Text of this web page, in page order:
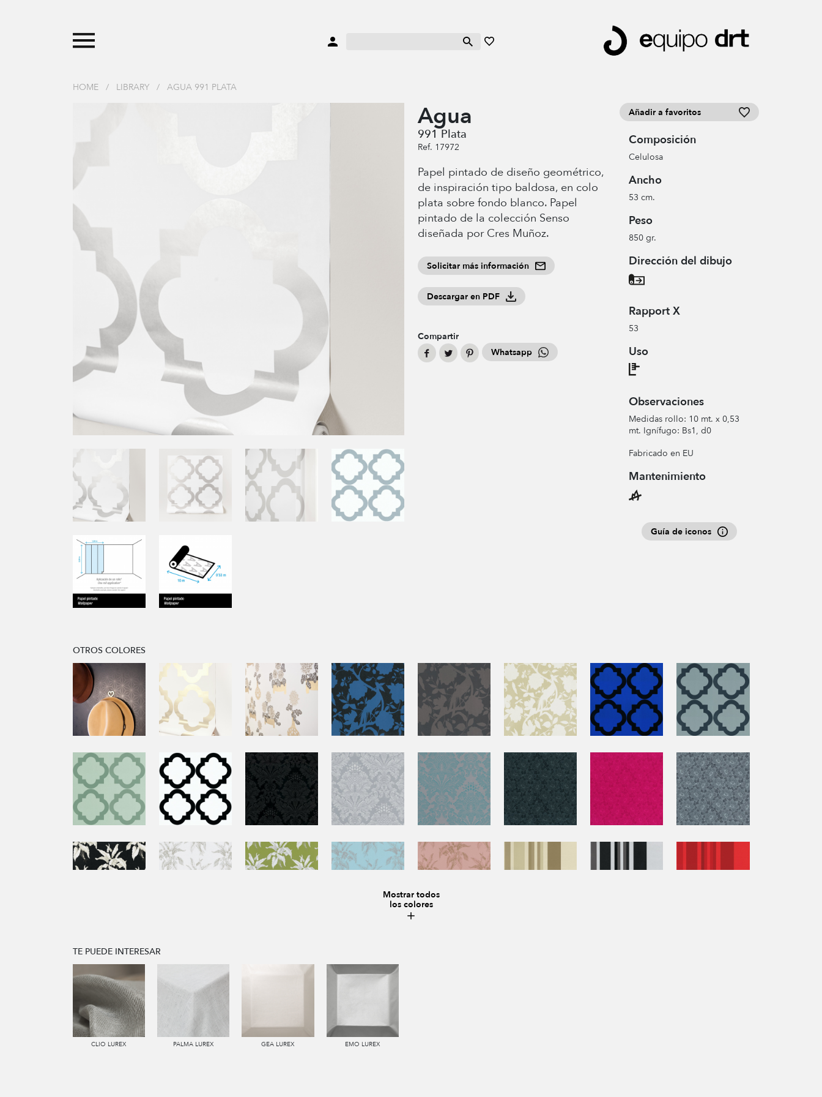
HOME / LIBRARY / AGUA 991 PLATA
Agua
991 Plata
Ref. 17972
Papel pintado de diseño geométrico,
de inspiración tipo baldosa, en colo
plata sobre fondo blanco. Papel
pintado de la colección Senso
diseñada por Cres Muñoz.
Solicitar más información
Descargar en PDF
Compartir
Whatsapp
Añadir a favoritos
Composición
Celulosa
Ancho
53 cm.
Peso
850 gr.
Dirección del dibujo
Rapport X
53
Uso
Observaciones
Medidas rollo: 10 mt. x 0,53
mt. Ignífugo: Bs1, d0
Fabricado en EU
Mantenimiento
Guía de iconos
OTROS COLORES
Mostrar todos
los colores
TE PUEDE INTERESAR
CLIO LUREX PALMA LUREX GEA LUREX EMO LUREX